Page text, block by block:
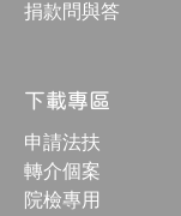
捐款問與答
下載專區
申請法扶
轉介個案
院檢專用